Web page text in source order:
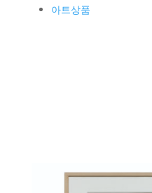
아트상품